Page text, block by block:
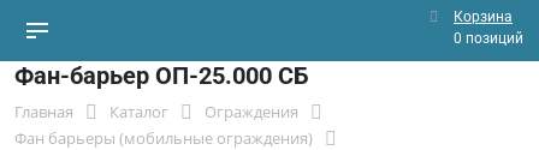
Корзина
0 позиций
Фан-барьер ОП-25.000 СБ
Главная Каталог
Ограждения
Фан барьеры (мобильные ограждения)